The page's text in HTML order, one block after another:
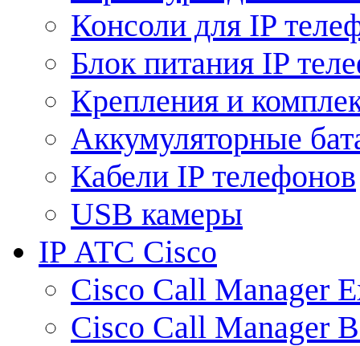
Консоли для IP
Блок питания IP
Крепления и
Аккумуляторные
Кабели IP телефонов
USB камеры
IP АТС Cisco
Cisco Call Manager
Cisco Call Manager